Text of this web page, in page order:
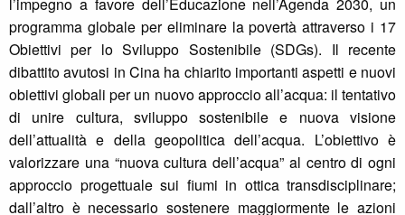
l’impegno a favore dell’Educazione nell’Agenda 2030, un
programma globale per eliminare la povertà attraverso i 17
Obiettivi per lo Sviluppo Sostenibile (SDGs). Il recente
dibattito avutosi in Cina ha chiarito importanti aspetti e nuovi
obiettivi globali per un nuovo approccio all’acqua: il tentativo
di unire cultura, sviluppo sostenibile e nuova visione
dell’attualità e della geopolitica dell’acqua. L’obiettivo è
valorizzare una “nuova cultura dell’acqua” al centro di ogni
approccio progettuale sui fiumi in ottica transdisciplinare;
dall’altro è necessario sostenere maggiormente le azioni